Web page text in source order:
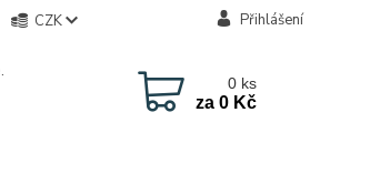
CZK Přihlášení
0 ks
za 0 Kč